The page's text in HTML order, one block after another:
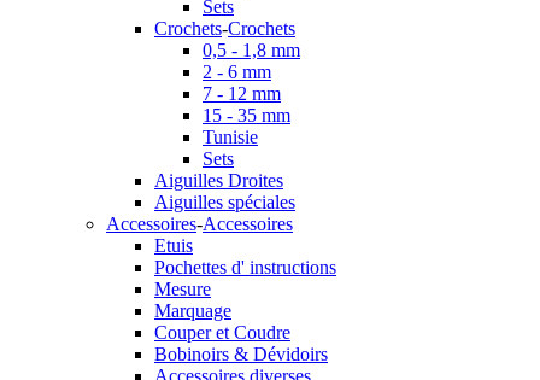
Sets
Crochets-Crochets
0,5 - 1,8 mm
2 - 6 mm
7 - 12 mm
15 - 35 mm
Tunisie
Sets
Aiguilles Droites
Aiguilles spéciales
Accessoires-Accessoires
Etuis
Pochettes d' instructions
Mesure
Marquage
Couper et Coudre
Bobinoirs & Dévidoirs
Accessoires diverses